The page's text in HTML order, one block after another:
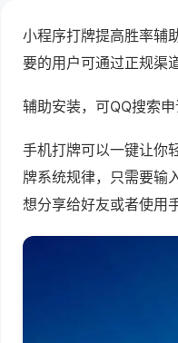
小程序打牌提高胜率辅
要的用户可通过正规渠
辅助安装，可QQ搜索
手机打牌可以一键让你
牌系统规律，只需要输
想分享给好友或者使用